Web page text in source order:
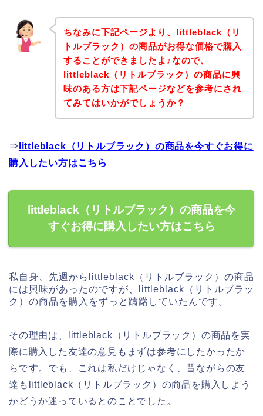
ちなみに下記ページより、littleblack（リ
トルブラック）の商品がお得な価格で購入
することができましたよ♪なので、
littleblack（リトルブラック）の商品に興
味のある方は下記ページなどを参考にされ
てみてはいかがでしょうか？
⇒ littleblack（リトルブラック）の商品を今すぐお得に
購入したい方はこちら
littleblack（リトルブラック）の商品を今
すぐお得に購入したい方はこちら
私自身、先週からlittleblack（リトルブラック）の商品
には興味があったのですが、littleblack（リトルブラッ
ク）の商品を購入をずっと躊躇していたんです。
その理由は、littleblack（リトルブラック）の商品を実
際に購入した友達の意見もまずは参考にしたかったか
らです。でも、これは私だけじゃなく、昔ながらの友
達もlittleblack（リトルブラック）の商品を購入しよう
かどうか迷っているとのことでした。